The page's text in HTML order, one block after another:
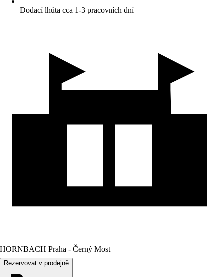
Dodací lhůta cca 1-3 pracovních dní
HORNBACH Praha - Černý Most
Rezervovat v prodejně